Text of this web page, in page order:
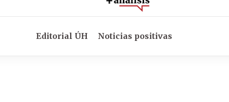
Editorial ÚH Noticias positivas